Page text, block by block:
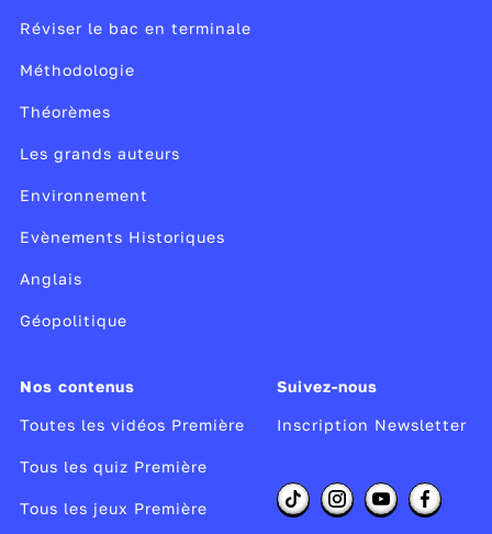
Réviser le bac en terminale
Méthodologie
Théorèmes
Les grands auteurs
Environnement
Evènements Historiques
Anglais
Géopolitique
Nos contenus
Toutes les vidéos Première
Tous les quiz Première
Tous les jeux Première
Suivez-nous
Inscription Newsletter